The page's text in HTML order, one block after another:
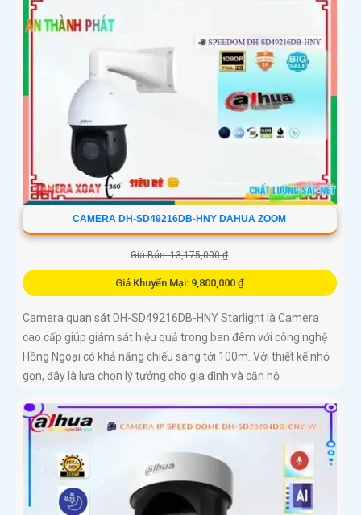
CAMERA DH-SD49216DB-HNY DAHUA ZOOM
Giá Bán: 13,175,000 ₫
Giá Khuyến Mại: 9,800,000 ₫
Camera quan sát DH-SD49216DB-HNY Starlight là Camera
cao cấp giúp giám sát hiệu quả trong ban đêm với công nghệ
Hồng Ngoại có khả năng chiếu sáng tới 100m. Với thiết kế nhỏ
gọn, đây là lựa chọn lý tưởng cho gia đình và căn hộ